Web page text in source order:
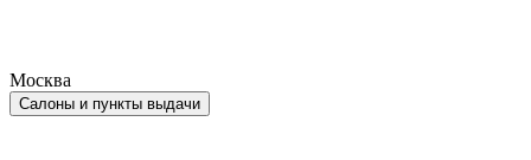
Москва
Салоны и пункты выдачи